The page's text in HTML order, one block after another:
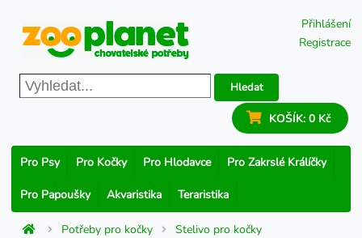
Přihlášení
Registrace
Hledat
KOŠÍK: 0 Kč
Pro Psy Pro Kočky Pro Hlodavce Pro Zakrslé Králíčky
Pro Papoušky Akvaristika Teraristika
Potřeby pro kočky Stelivo pro kočky